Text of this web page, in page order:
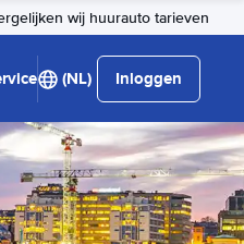
wij huurauto tarieven
(NL) Inloggen